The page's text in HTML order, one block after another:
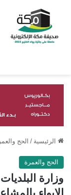
الرئيسية / الحج
الحج والعمرة
وزارة